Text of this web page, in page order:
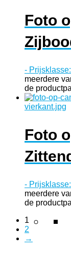
Foto
-
meerdere
de
Foto
-
meerdere
de
1
2
→